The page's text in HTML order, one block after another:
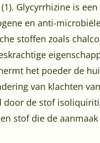
Glycyrrhizine is
en anti-
stoffen zoals
het poeder de
van klachten
door de stof
stof die de